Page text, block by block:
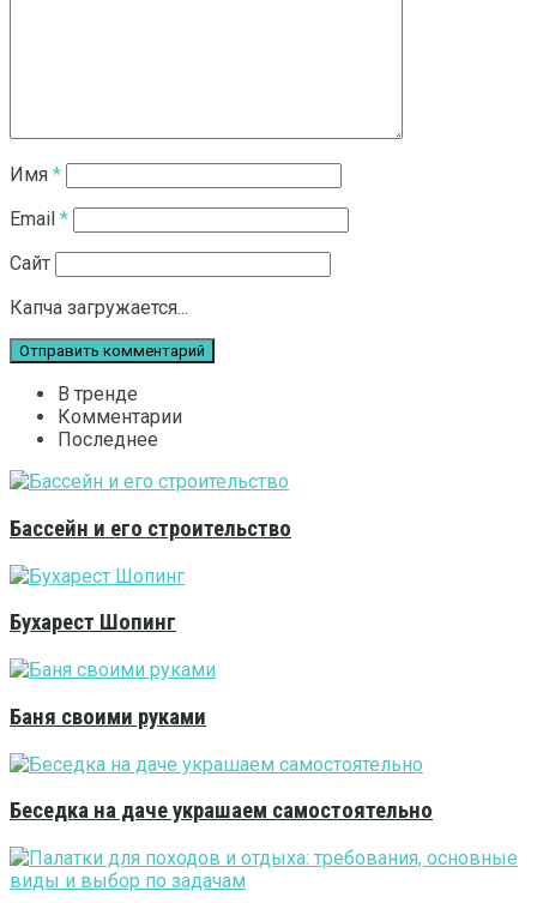
Имя *
Email *
Сайт
Капча загружается...
В тренде
Комментарии
Последнее
Бассейн и его строительство
Бухарест Шопинг
Баня своими руками
Беседка на даче украшаем самостоятельно